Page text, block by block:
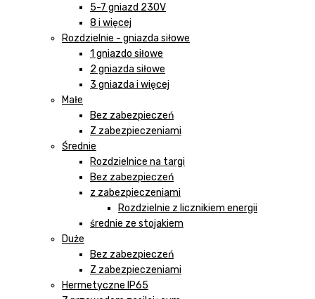
5-7 gniazd 230V
8 i więcej
Rozdzielnie - gniazda siłowe
1 gniazdo siłowe
2 gniazda siłowe
3 gniazda i więcej
Małe
Bez zabezpieczeń
Z zabezpieczeniami
Średnie
Rozdzielnice na targi
Bez zabezpieczeń
z zabezpieczeniami
Rozdzielnie z licznikiem energii
średnie ze stojakiem
Duże
Bez zabezpieczeń
Z zabezpieczeniami
Hermetyczne IP65